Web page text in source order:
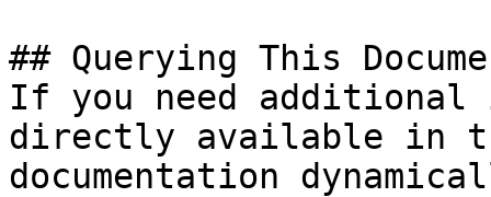
## Querying This
If you need
directly available in
documentation